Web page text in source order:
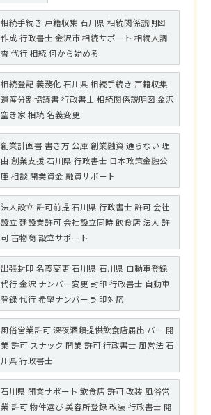
相続手続き 戸籍収集 石川県 相続関係説明図
作成 行政書士 金沢市 相続サポート 相続人調
査 代行 相続 何から始める
相続登記 義務化 石川県 相続手続き 戸籍収集
遺産分割協議書 行政書士 相続関係説明図 金沢
空き家 相続 名義変更
創業計画書 書き方 公庫 創業融資 通らない 理
由 創業支援 石川県 行政書士 日本政策金融公
庫 相談 開業資金 融資サポート
法人設立 許可前提 石川県 行政書士 許可 会社
設立 建設業許可 会社設立同時 飲食店 法人 許
可 古物商 設立サポート
出張封印 名義変更 石川県 石川県 自動車登録
代行 金沢 ナンバー変更 封印 行政書士 自動車
登録 代行 希望ナンバー 封印対応
風俗営業許可 深夜酒類提供飲食店届出 バー 開
業 許可 スナック 開業 許可 行政書士 風営法 石
川県 行政書士
石川県 開業サポート 飲食店 許可 改装 風俗営
業 許可 物件選び 美容所登録 改装 行政書士 開